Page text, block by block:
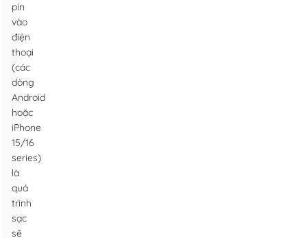
pin
vào
điện
thoại
(các
dòng
Android
hoặc
iPhone
15/16
series)
là
quá
trình
sạc
sẽ